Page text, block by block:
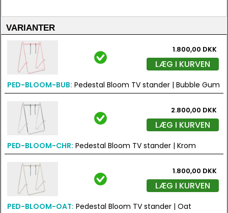
VARIANTER
1.800,00 DKK
LÆG I KURVEN
PED-BLOOM-BUB: Pedestal Bloom TV stander | Bubble Gum
2.800,00 DKK
LÆG I KURVEN
PED-BLOOM-CHR: Pedestal Bloom TV stander | Krom
1.800,00 DKK
LÆG I KURVEN
PED-BLOOM-OAT: Pedestal Bloom TV stander | Oat